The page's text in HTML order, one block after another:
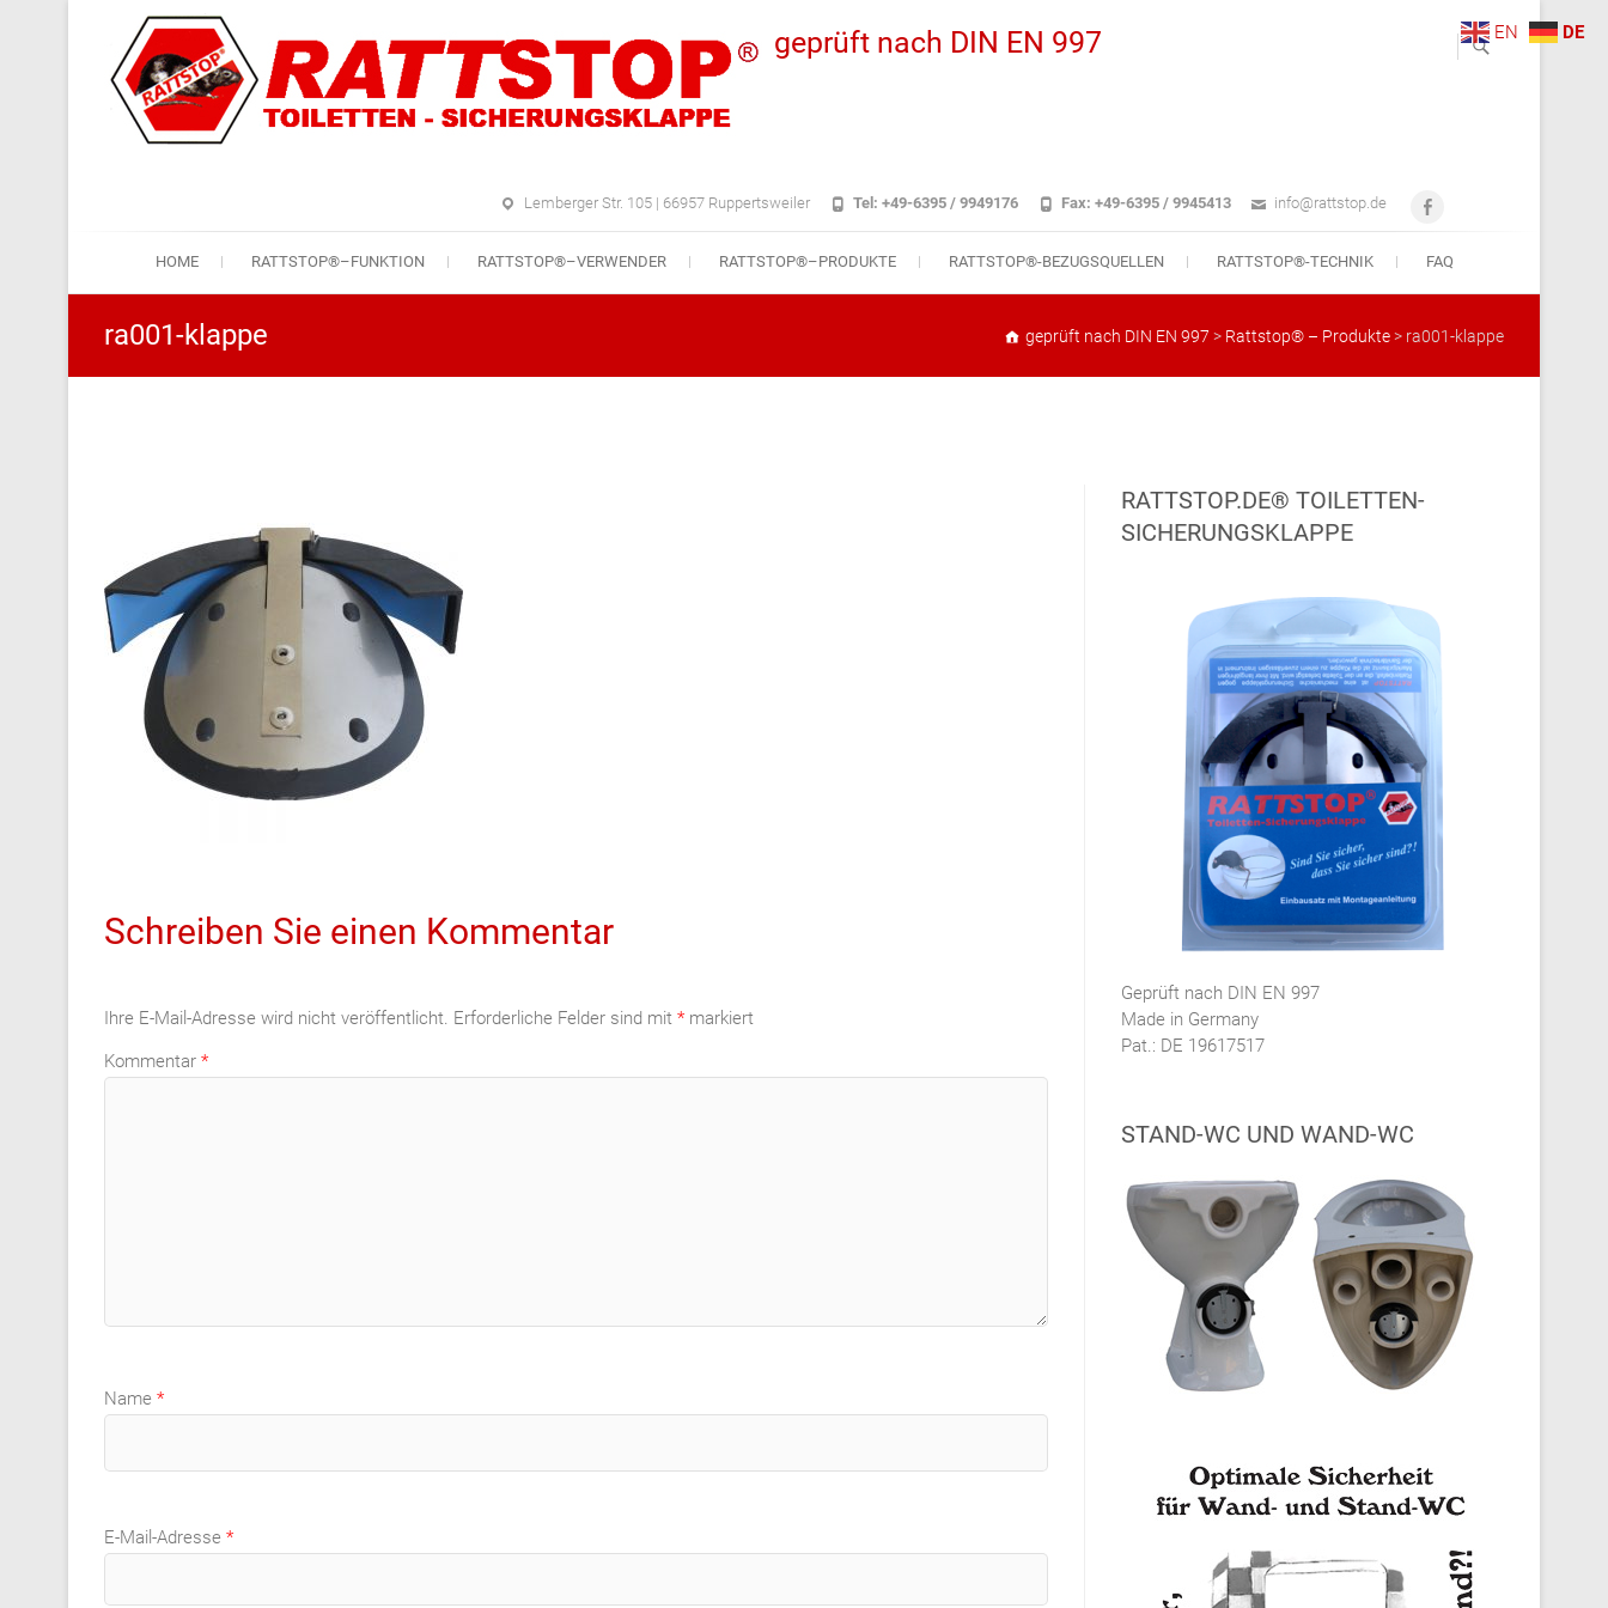
geprüft nach DIN EN 997
Lemberger Str. 105 | 66957 Ruppertsweiler Tel: +49-6395 / 9949176 Fax: +49-6395 / 9945413 info@rattstop.de
HOME RATTSTOP®–FUNKTION RATTSTOP®–VERWENDER RATTSTOP®–PRODUKTE RATTSTOP®-BEZUGSQUELLEN RATTSTOP®-TECHNIK FAQ
ra001-klappe geprüft nach DIN EN 997 > Rattstop® – Produkte> ra001-klappe
Schreiben Sie einen Kommentar
Ihre E-Mail-Adresse wird nicht veröffentlicht. Erforderliche Felder sind mit * markiert
Kommentar *
Name *
E-Mail-Adresse *
RATTSTOP.DE® TOILETTEN-
SICHERUNGSKLAPPE
Geprüft nach DIN EN 997
Made in Germany
Pat.: DE 19617517
STAND-WC UND WAND-WC
EN DE